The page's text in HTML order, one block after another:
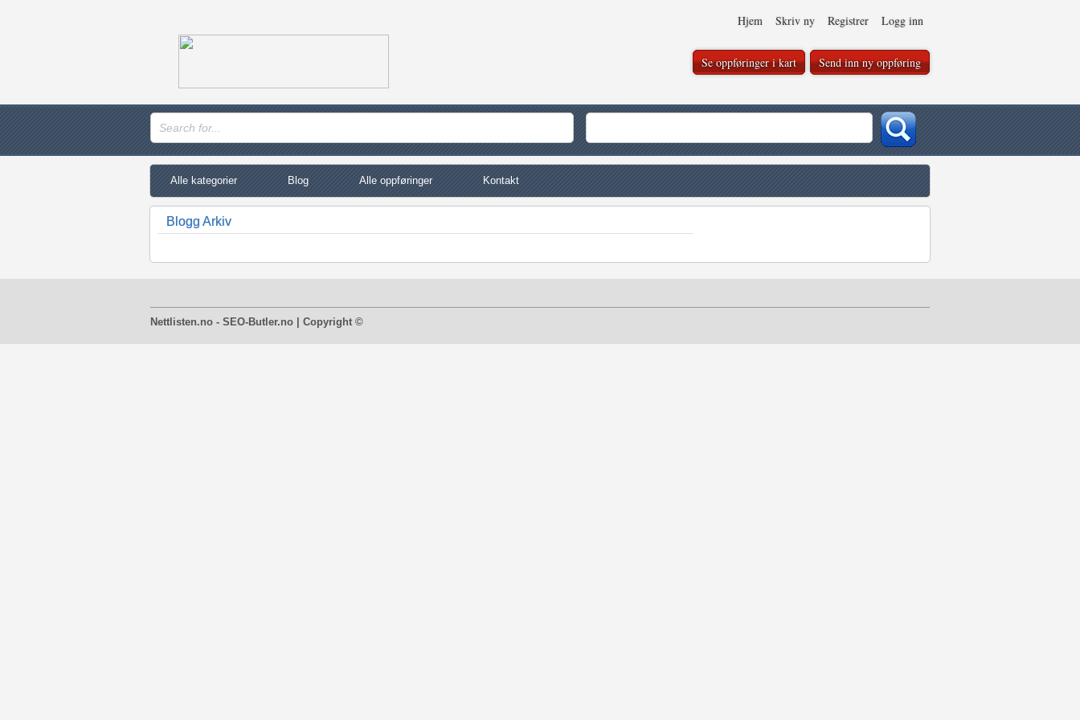
Hjem Skriv ny Registrer Logg inn
Se oppføringer i kart Send inn ny oppføring
Alle kategorier Blog Alle oppføringer Kontakt
Blogg Arkiv
Nettlisten.no - SEO-Butler.no | Copyright ©